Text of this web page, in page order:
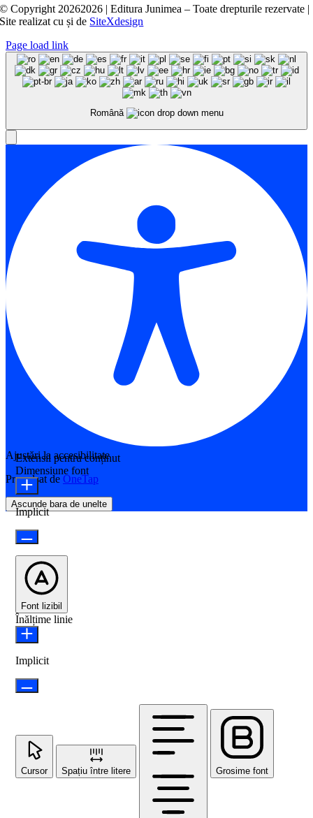
© Copyright 20262026 | Editura Junimea – Toate drepturile rezervate |
Site realizat cușide SiteXdesign
Page load link
Română
Ajustări la accesibilitate
Propulsat de OneTap
Ascunde bara de unelte
Extensii pentru conținut
Dimensiune font
Implicit
Font lizibil
Înălțime linie
Implicit
Cursor Spațiu între litere Grosime font